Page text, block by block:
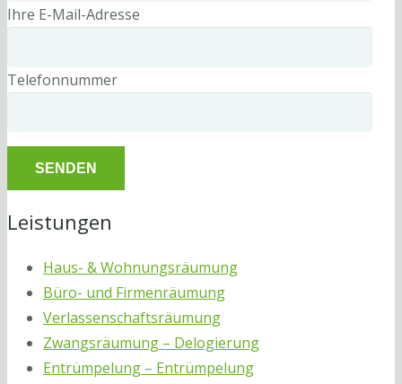
Ihre E-Mail-Adresse
Telefonnummer
Leistungen
Haus- & Wohnungsräumung
Büro- und Firmenräumung
Verlassenschaftsräumung
Zwangsräumung – Delogierung
Entrümpelung – Entrümpelung